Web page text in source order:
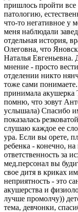
пришлось пройти
патологию,
что-то негативное у
меня наблюдали
отдельная история,
Олеговна, что
Наталья
мнение - просто
отделении никто
тоже сами
принимала акушерка
помню, что зовут
услышала) Спасибо
показалась
слушаю каждое ее
ура. Если вы орете,
ребенка - конечно, на
ответственность за
мед.персонал вы
свое дитя в криках
неприятность - это
акушерства и
лучше промолчу))
тема, девчонки,